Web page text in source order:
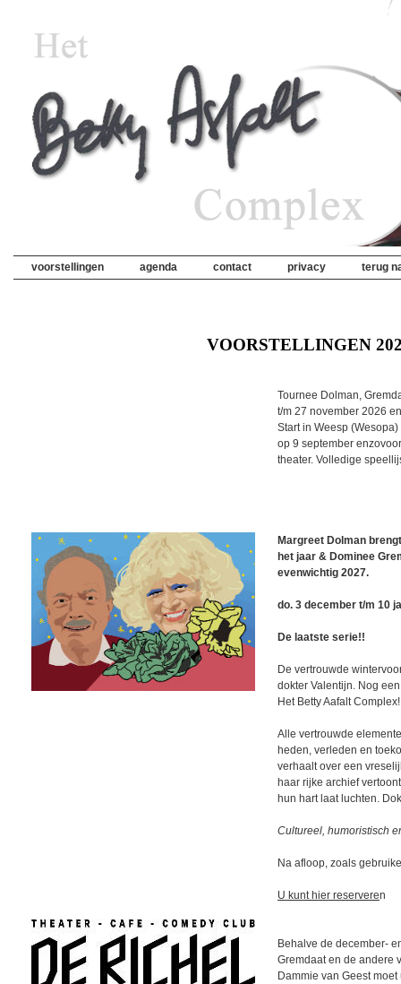
voorstellingen agenda contact privacy terug
VOORSTELLINGEN
Tournee Dolman,
t/m 27 november 2026
Start in Weesp
op 9 september
theater. Volledige
Margreet Dolman
het jaar & Dominee
evenwichtig 2027.
do. 3 december t/m 10
De laatste serie!!
De vertrouwde
dokter Valentijn. Nog
Het Betty Aafalt
Alle vertrouwde
heden, verleden en
verhaalt over een
haar rijke archief
hun hart laat luchten.
Cultureel, humoristisch
Na afloop, zoals
U kunt hier reserveren
Behalve de december-
Gremdaat en de andere
Dammie van Geest